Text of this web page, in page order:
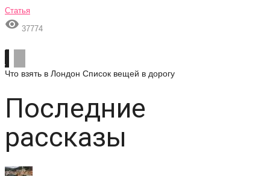
Статья
 37774
Что взять в Лондон Список вещей в дорогу
Последние
рассказы